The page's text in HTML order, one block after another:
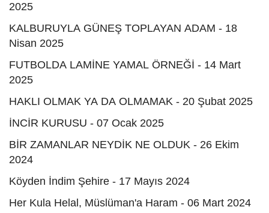
2025
KALBURUYLA GÜNEŞ TOPLAYAN ADAM - 18
Nisan 2025
FUTBOLDA LAMİNE YAMAL ÖRNEĞİ - 14 Mart
2025
HAKLI OLMAK YA DA OLMAMAK - 20 Şubat 2025
İNCİR KURUSU - 07 Ocak 2025
BİR ZAMANLAR NEYDİK NE OLDUK - 26 Ekim
2024
Köyden İndim Şehire - 17 Mayıs 2024
Her Kula Helal, Müslüman'a Haram - 06 Mart 2024